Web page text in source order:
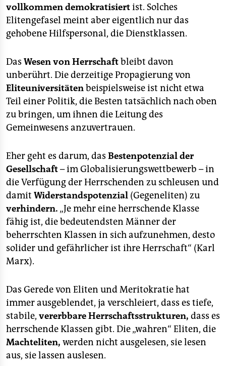
vollkommen demokratisiertist. Solches
Elitengefasel meint aber eigentlich nur das
gehobene Hilfspersonal, die Dienstklassen.
Das Wesen von Herrschaftbleibt davon
unberührt. Die derzeitige Propagierung von
Eliteuniversitätenbeispielsweise ist nicht etwa
Teil einer Politik, die Besten tatsächlich nach oben
zu bringen, um ihnen die Leitung des
Gemeinwesens anzuvertrauen.
Eher geht es darum, das Bestenpotenzial der
Gesellschaft– im Globalisierungswettbewerb – in
die Verfügung der Herrschenden zu schleusen und
damit Widerstandspotenzial (Gegeneliten) zu
verhindern. „Je mehr eine herrschende Klasse
fähig ist, die bedeutendsten Männer der
beherrschten Klassen in sich aufzunehmen, desto
solider und gefährlicher ist ihre Herrschaft“ (Karl
Marx).
Das Gerede von Eliten und Meritokratie hat
immer ausgeblendet, ja verschleiert, dass es tiefe,
stabile, vererbbare Herrschaftsstrukturen, dass es
herrschende Klassen gibt. Die „wahren“ Eliten, die
Machteliten, werden nicht ausgelesen, sie lesen
aus, sie lassen auslesen.